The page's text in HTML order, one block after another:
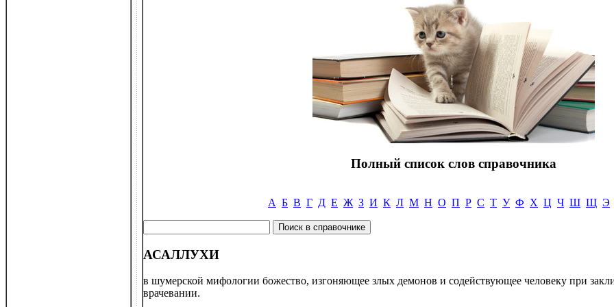
Полный список слов справочника
А Б В Г Д Е Ж З И К Л М Н О П Р С Т У Ф Х Ц Ч Ш Щ Э
АСАЛЛУХИ
в шумерской мифологии божество, изгоняющее злых демонов и содействующее человеку при
врачевании.